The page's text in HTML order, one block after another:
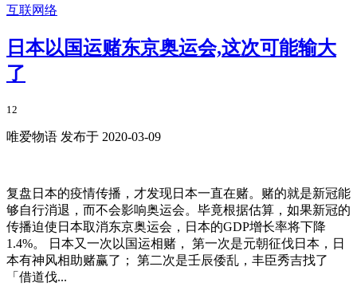
互联网络
日本以国运赌东京奥运会,这次可能输大
了
12
唯爱物语 发布于 2020-03-09
复盘日本的疫情传播，才发现日本一直在赌。赌的就是新冠能
够自行消退，而不会影响奥运会。毕竟根据估算，如果新冠的
传播迫使日本取消东京奥运会，日本的GDP增长率将下降
1.4%。 日本又一次以国运相赌， 第一次是元朝征伐日本，日
本有神风相助赌赢了； 第二次是壬辰倭乱，丰臣秀吉找了
「借道伐...